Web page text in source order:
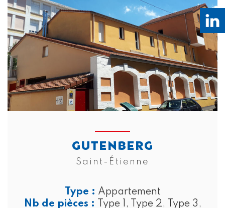
GUTENBERG
Saint-Étienne
Type : Appartement
Nb de pièces :
Type 1, Type 2, Type 3,